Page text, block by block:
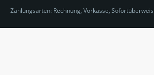
Zahlungsarten: Rechnung, Vorkasse,